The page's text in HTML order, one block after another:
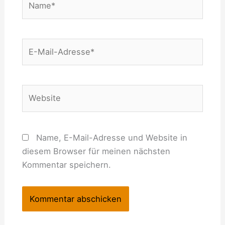
Mail-
Name, E-Mail-Adresse und Website in
diesem Browser für meinen nächsten
Kommentar speichern.